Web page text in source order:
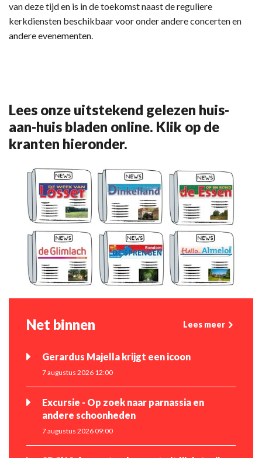
van deze tijd en is in de toekomst naast de reguliere
kerkdiensten beschikbaar voor onder andere concerten en
andere evenementen.
Lees onze uitstekend gelezen huis-
aan-huis bladen online. Klik op de
kranten hieronder.
Net binnen Lees meer
Gerardus Majella krijgt een icoon
7 augustus 2026 12:00
Excursie - Op zoek naar parnassia en
andere schoonheden
7 augustus 2026 09:00